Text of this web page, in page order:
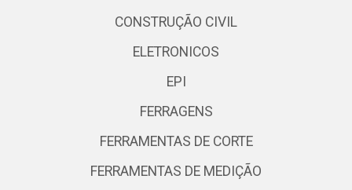
CONSTRUÇÃO CIVIL
ELETRONICOS
EPI
FERRAGENS
FERRAMENTAS DE CORTE
FERRAMENTAS DE MEDIÇÃO